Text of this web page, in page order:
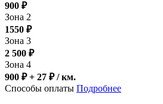
900 ₽
Зона 2
1550 ₽
Зона 3
2 500 ₽
Зона 4
900 ₽ + 27 ₽/ км.
Способы оплаты Подробнее